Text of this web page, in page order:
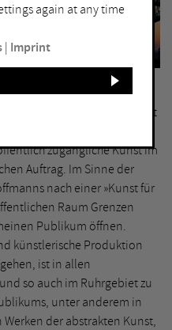
Raum in der zweiten
im Ruhrgebiet beispielhaft
bis in die 1960er-Jahre
zugängliche Kunst im
Auftrag. Im Sinne der
nach einer »Kunst für
Raum Grenzen
Publikum öffnen.
künstlerische Produktion
ist in allen
so auch im Ruhrgebiet zu
unter anderem in
der abstrakten Kunst,
again at any time
Imprint